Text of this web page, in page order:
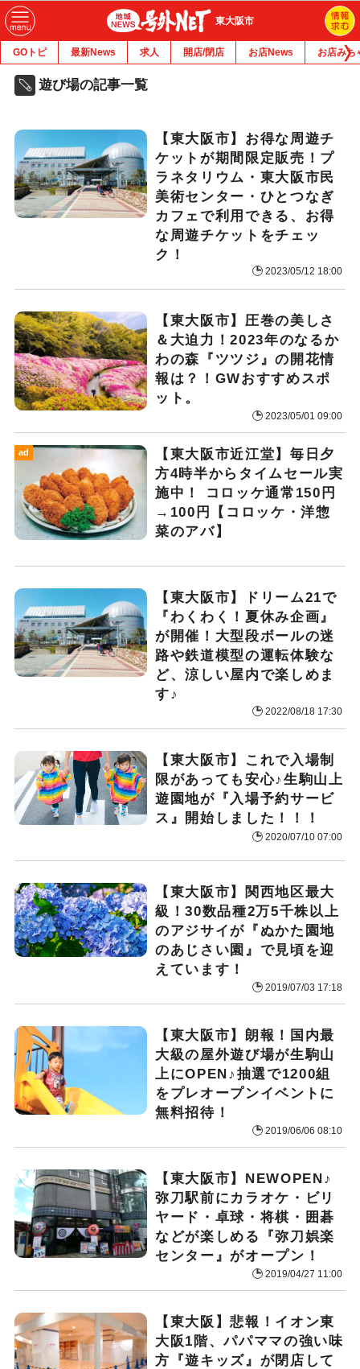
東大阪市
GOトピ 最新News 求人 開店/閉店 お店News お店みち
遊び場の記事一覧
【東大阪市】お得な周遊チ
ケットが期間限定販売！プ
ラネタリウム・東大阪市民
美術センター・ひとつなぎ
カフェで利用できる、お得
な周遊チケットをチェッ
ク！
2023/05/12 18:00
【東大阪市】圧巻の美しさ
＆大迫力！2023年のなるか
わの森『ツツジ』の開花情
報は？！GWおすすめスポ
ット。
2023/05/01 09:00
ad
【東大阪市近江堂】毎日夕
方4時半からタイムセール実
施中！ コロッケ通常150円
→100円【コロッケ・洋惣
菜のアバ】
【東大阪市】ドリーム21で
『わくわく！夏休み企画』
が開催！大型段ボールの迷
路や鉄道模型の運転体験な
ど、涼しい屋内で楽しめま
す♪
2022/08/18 17:30
【東大阪市】これで入場制
限があっても安心♪生駒山上
遊園地が『入場予約サービ
ス』開始しました！！！
2020/07/10 07:00
【東大阪市】関西地区最大
級！30数品種2万5千株以上
のアジサイが『ぬかた園地
のあじさい園』で見頃を迎
えています！
2019/07/03 17:18
【東大阪市】朗報！国内最
大級の屋外遊び場が生駒山
上にOPEN♪抽選で1200組
をプレオープンイベントに
無料招待！
2019/06/06 08:10
【東大阪市】NEWOPEN♪
弥刀駅前にカラオケ・ビリ
ヤード・卓球・将棋・囲碁
などが楽しめる『弥刀娯楽
センター』がオープン！
2019/04/27 11:00
【東大阪】悲報！イオン東
大阪1階、パパママの強い味
方『遊キッズ』が閉店して